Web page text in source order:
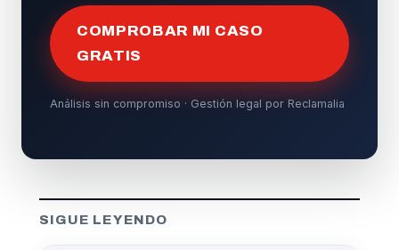
COMPROBAR MI CASO
GRATIS
Análisis sin compromiso · Gestión legal por Reclamalia
SIGUE LEYENDO